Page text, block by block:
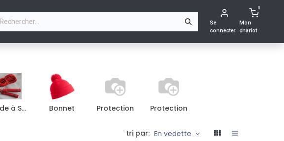
CONTACTEZ-NOUS
Se
connecter
0
Mon
chariot
Corde à Sauter Bonnet Protection Protection
tri par: En vedette